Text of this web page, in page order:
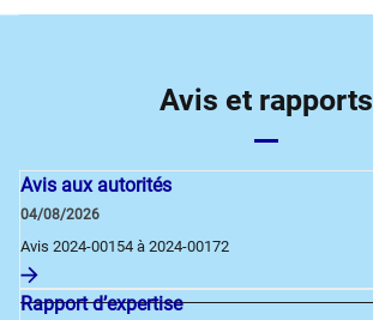
Avis et rapports
Avis aux autorités
04/08/2026
Avis 2024-00154 à 2024-00172
Rapport d’expertise